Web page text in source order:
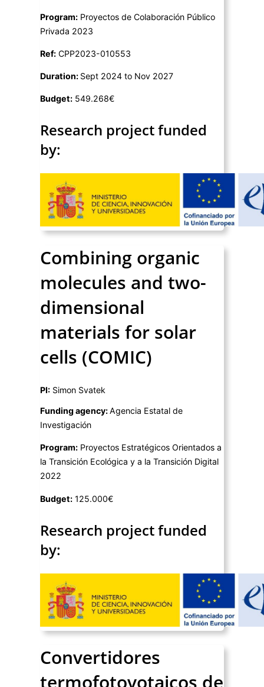
Program: Proyectos de Colaboración Público
Privada 2023
Ref: CPP2023-010553
Duration: Sept 2024 to Nov 2027
Budget: 549.268€
Research project funded
by:
Combining organic
molecules and two-
dimensional
materials for solar
cells (COMIC)
PI: Simon Svatek
Funding agency:Agencia Estatal de
Investigación
Program: Proyectos Estratégicos Orientados a
la Transición Ecológica y a la Transición Digital
2022
Budget: 125.000€
Research project funded
by:
Convertidores